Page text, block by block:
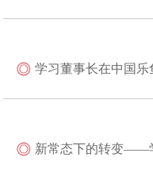
学习董事长在中国乐鱼集团2014年工作总结暨2015年
新常态下的转变——学习董事长讲